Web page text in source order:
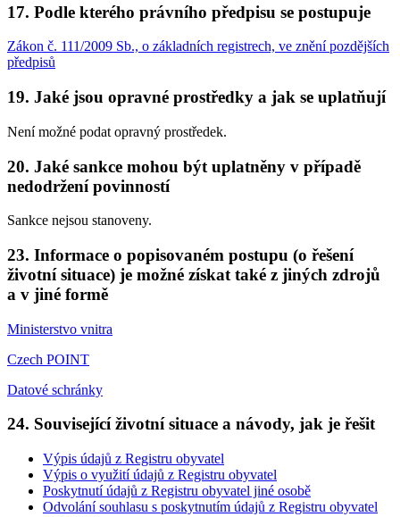
17. Podle kterého právního předpisu se postupuje
Zákon č. 111/2009 Sb., o základních registrech, ve znění pozdějších
předpisů
19. Jaké jsou opravné prostředky a jak se uplatňují
Není možné podat opravný prostředek.
20. Jaké sankce mohou být uplatněny v případě
nedodržení povinností
Sankce nejsou stanoveny.
23. Informace o popisovaném postupu (o řešení
životní situace) je možné získat také z jiných zdrojů
a v jiné formě
Ministerstvo vnitra
Czech POINT
Datové schránky
24. Související životní situace a návody, jak je řešit
Výpis údajů z Registru obyvatel
Výpis o využití údajů z Registru obyvatel
Poskytnutí údajů z Registru obyvatel jiné osobě
Odvolání souhlasu s poskytnutím údajů z Registru obyvatel